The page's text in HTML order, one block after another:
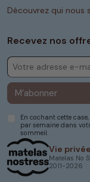
pour votre
responsable.
Un confort
surmatelas
Parce que
surmatelas
attentes. Que
tonique ou un
la mousse à
vos
Nos produits
Vie privée
Matelas No
2011-2026
Découvrez qui nous
Recevez nos
M’abonner
En cochant cette
par semaine dans
sommeil.